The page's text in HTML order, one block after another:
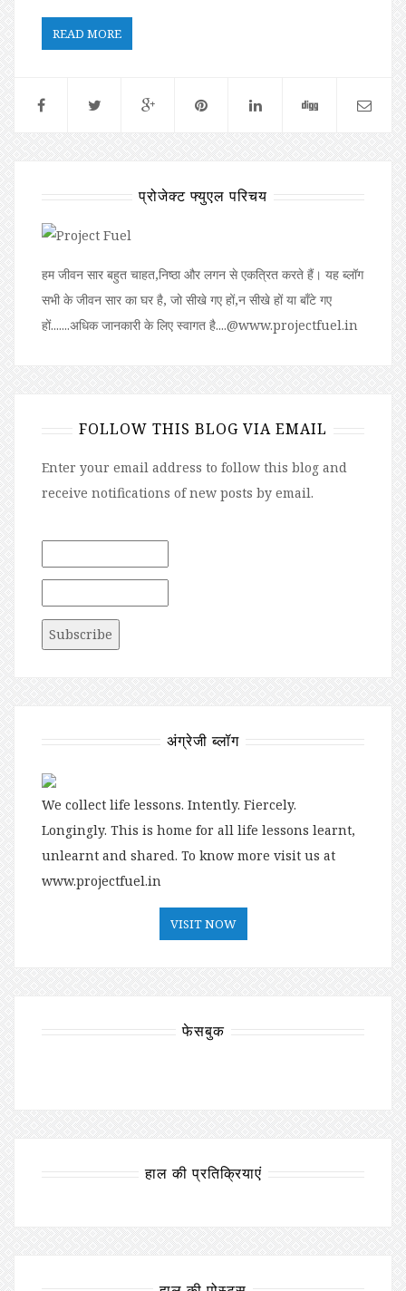
READ MORE
प्रोजेक्ट फ्युएल परिचय
हम जीवन सार बहुत चाहत,निष्ठा और लगन से एकत्रित करते हैं। यह ब्लॉग
सभी के जीवन सार का घर है, जो सीखे गए हों,न सीखे हों या बॉंटे गए
हों.......अधिक जानकारी के लिए स्वागत है....@www.projectfuel.in
FOLLOW THIS BLOG VIA EMAIL
Enter your email address to follow this blog and
receive notifications of new posts by email.
अंग्रेजी ब्लॉग
We collect life lessons. Intently. Fiercely.
Longingly. This is home for all life lessons learnt,
unlearnt and shared. To know more visit us at
www.projectfuel.in
VISIT NOW
फेसबुक
हाल की प्रतिक्रियाएं